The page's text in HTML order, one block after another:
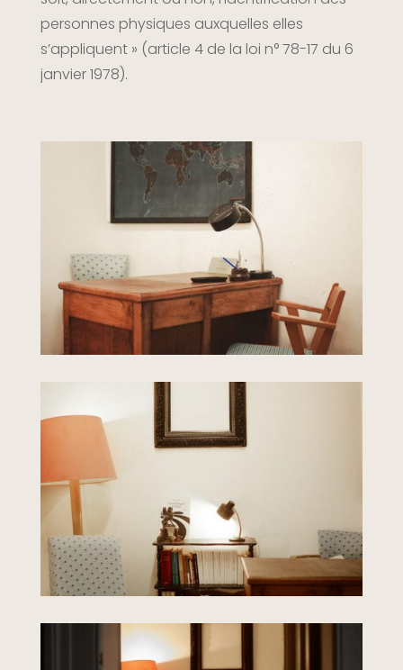
personnes physiques auxquelles elles
s’appliquent » (article 4 de la loi n° 78-17 du 6
janvier 1978).